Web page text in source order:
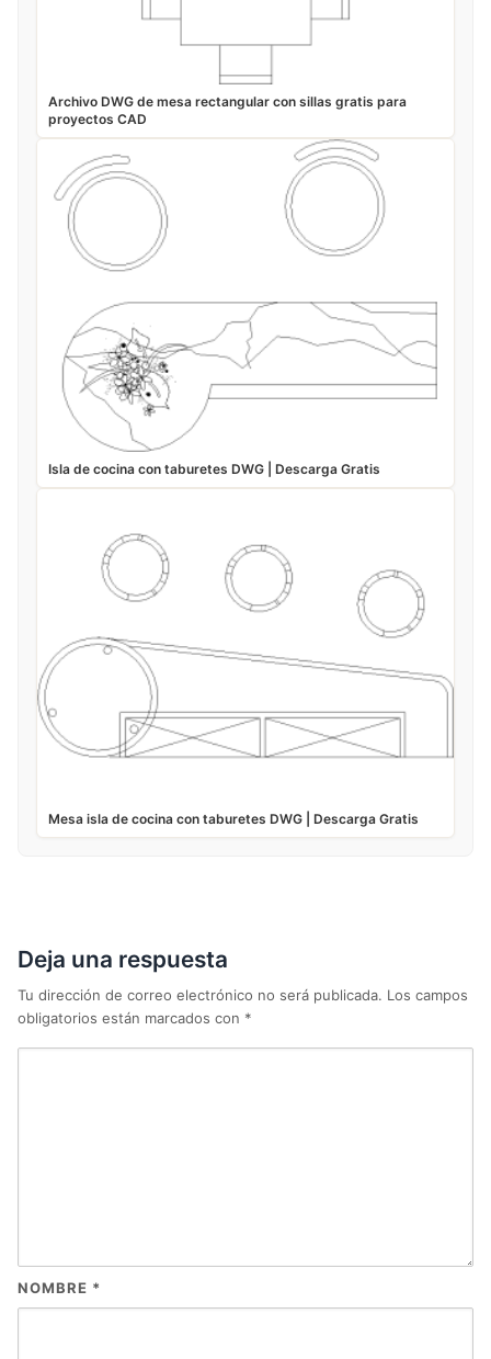
Archivo DWG de mesa rectangular con sillas gratis para
proyectos CAD
Isla de cocina con taburetes DWG | Descarga Gratis
Mesa isla de cocina con taburetes DWG | Descarga Gratis
Deja una respuesta
Tu dirección de correo electrónico no será publicada. Los campos
obligatorios están marcados con *
NOMBRE *